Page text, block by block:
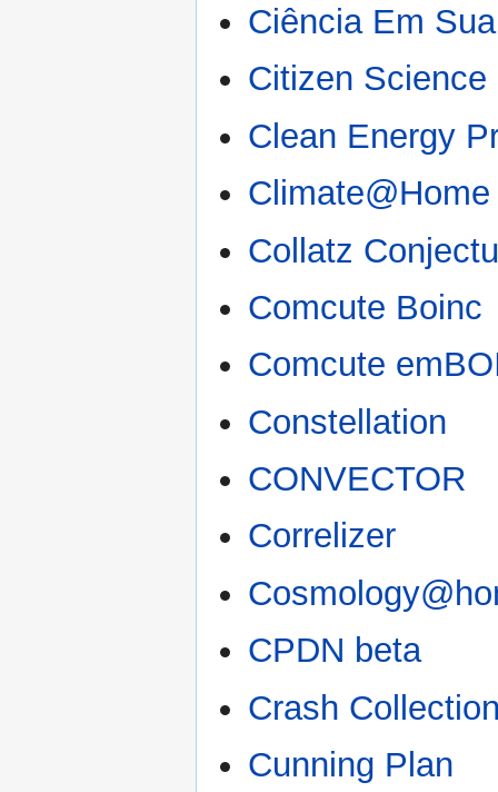
Ciência Em
Citizen Science
Clean Energy
Climate@Home
Collatz
Comcute Boinc
Comcute
Constellation
CONVECTOR
Correlizer
CPDN beta
Crash
Cunning Plan